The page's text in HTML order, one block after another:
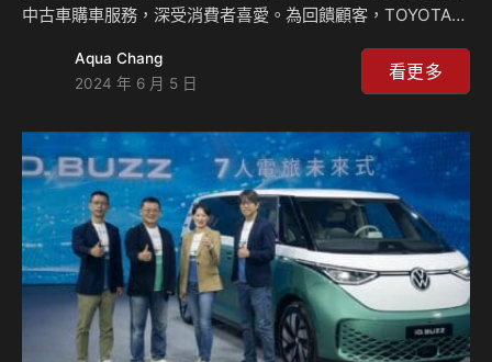
中古車購車服務，深受消費者喜愛。為回饋顧客，TOYOTA認
買指定精選好車，將有機會享有業界最長3年保固，讓愛車可
獲得更長久的車輛保證，用車安心加倍！ 買車享3年車輛保固
來提供最高2 年或3 萬公里保固服務，讓消費者安心用車。為
回饋喜愛TOYOTA品牌的顧客，TOYOTA認證中古車特別推出
延長保固限時優惠，即日起只要購買TOYOTA認證中古車指定
精選好車，就有機會享3年或…
Aqua Chang
2024 年 6 月 5 日
看更多